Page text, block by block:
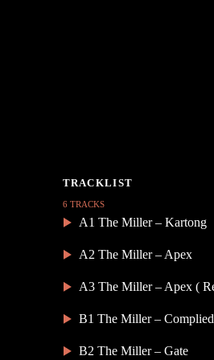
6 TRACKS
A1 The Miller – Kartong
A2 The Miller – Apex
B1 The Miller – Complied
B2 The Miller – Gate